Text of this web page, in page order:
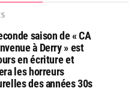
saison de « CA
à Derry » est
en écriture et
les horreurs
des années 30s